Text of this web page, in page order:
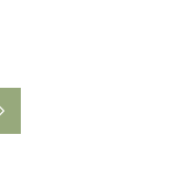
Suivant